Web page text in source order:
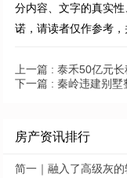
分内容、文字的真实
诺，请读者仅作参考，
上一篇 : 泰禾50亿元
下一篇 : 秦岭违建别墅
房产资讯排行
简一｜融入了高级灰的